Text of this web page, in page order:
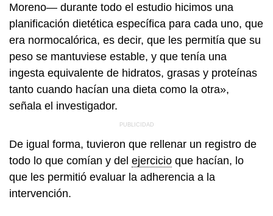
Moreno— durante todo el estudio hicimos una
planificación dietética específica para cada uno, que
era normocalórica, es decir, que les permitía que su
peso se mantuviese estable, y que tenía una
ingesta equivalente de hidratos, grasas y proteínas
tanto cuando hacían una dieta como la otra»,
señala el investigador.
De igual forma, tuvieron que rellenar un registro de
todo lo que comían y del ejercicio que hacían, lo
que les permitió evaluar la adherencia a la
intervención.